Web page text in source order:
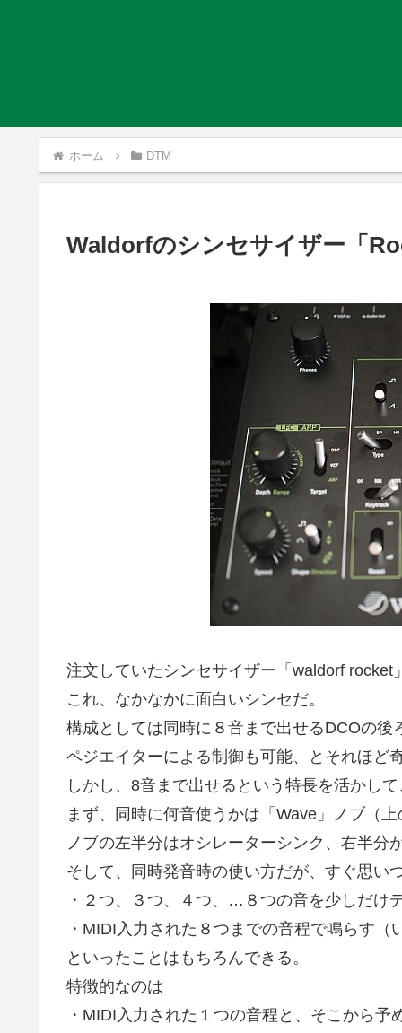
ホーム DTM
Waldorfのシンセサイザー「
注文していたシンセサイザー「waldorf rocket
これ、なかなかに面白いシンセだ。
構成としては同時に８音まで出せるDCOの
ペジエイターによる制御も可能、とそれほど
しかし、8音まで出せるという特長を活かし
まず、同時に何音使うかは「Wave」ノブ（
ノブの左半分はオシレーターシンク、右半分
そして、同時発音時の使い方だが、すぐ思い
・２つ、３つ、４つ、…８つの音を少しだけ
・MIDI入力された８つまでの音程で鳴らす（
といったことはもちろんできる。
特徴的なのは
・MIDI入力された１つの音程と、そこから